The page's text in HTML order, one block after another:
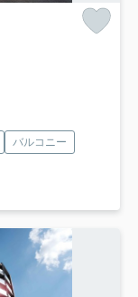
バルコニー